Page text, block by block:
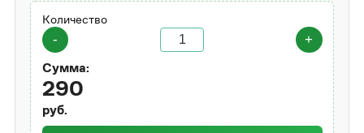
Количество
-
+
Сумма:
290
руб.